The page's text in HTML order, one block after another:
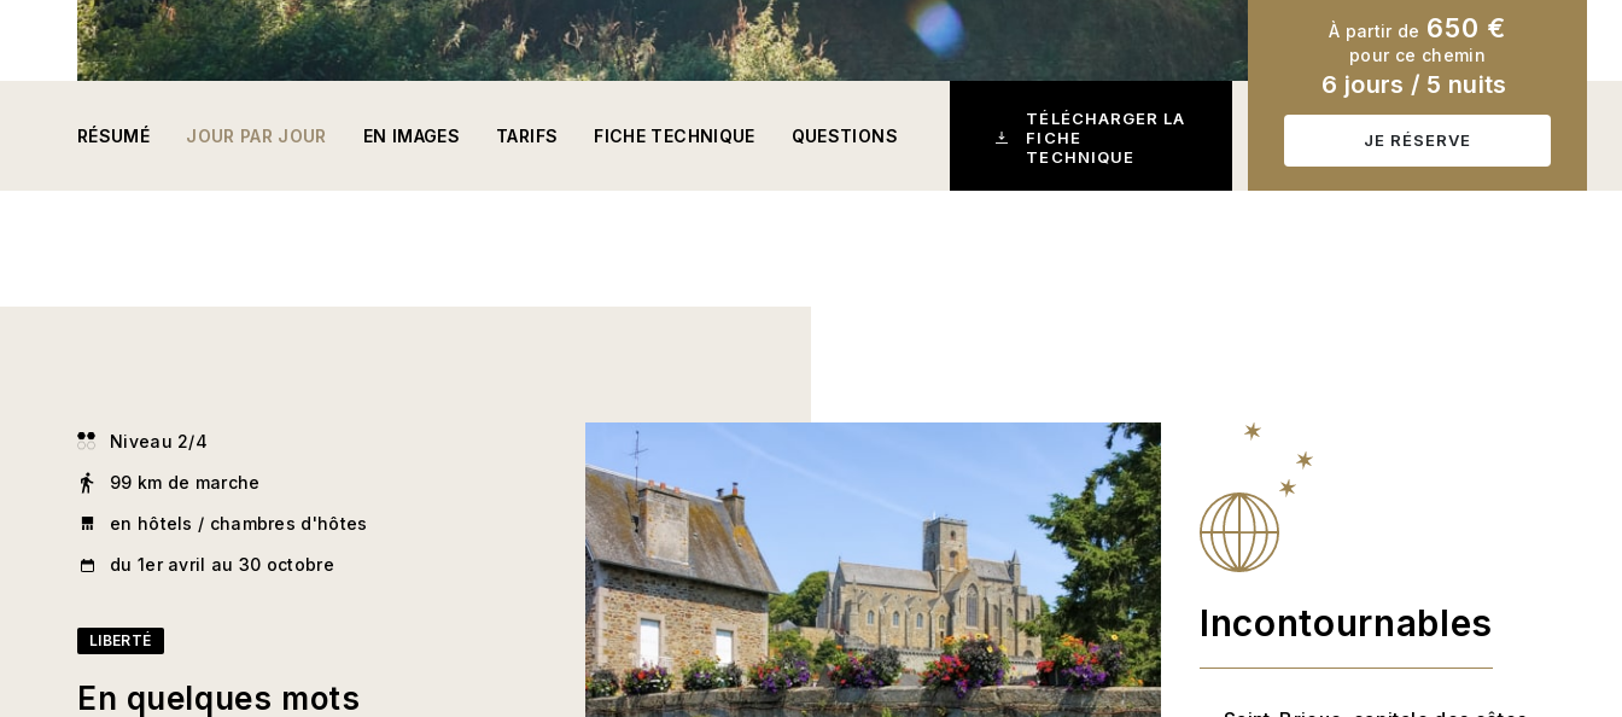
RÉSUMÉ JOUR PAR JOUR EN IMAGES TARIFS FICHE TECHNIQUE QUESTIONS
TÉLÉCHARGER LA
FICHE
TECHNIQUE
À partir de 650 €
pour ce chemin
6 jours / 5 nuits
JE RÉSERVE
Niveau 2/4
99 km de marche
en hôtels / chambres d'hôtes
du 1er avril au 30 octobre
LIBERTÉ
En quelques mots
Incontournables